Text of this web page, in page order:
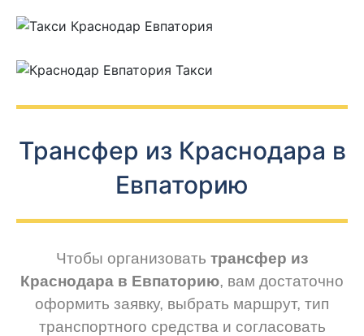
Трансфер из Краснодара в
Евпаторию
Чтобы организовать трансфер из
Краснодара в Евпаторию, вам достаточно
оформить заявку, выбрать маршрут, тип
транспортного средства и согласовать